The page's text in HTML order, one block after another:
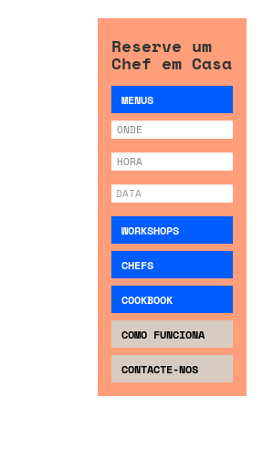
Reserve um
Chef em Casa
MENUS
WORKSHOPS
CHEFS
COOKBOOK
COMO FUNCIONA
CONTACTE-NOS